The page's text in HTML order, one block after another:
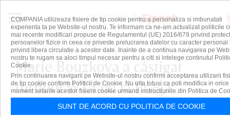
Marie Bouzkova a câştigat
turneul WTA de la Praga
COMPANIA utilizeaza fisiere de tip cookie pentru a personaliza si imbunatati
experienta ta pe Website-ul nostru. Te informam ca ne-am actualizat politicile
mai recente modificari propuse de Regulamentul (UE) 2016/679 privind
persoanelor fizice in ceea ce priveste prelucrarea datelor cu caracter personal
privind libera circulatie a acestor date. Inainte de a continua navigarea pe
nostru te rugam sa aloci timpul necesar pentru a citi si intelege continutul
Cookie.
Prin continuarea navigarii pe Website-ul nostru confirmi acceptarea utilizarii
de tip cookie conform Politicii de Cookie. Nu uita totusi ca poti modifica in orice
moment setarile acestor fisiere cookie urmand instructiunile din Politica de
SUNT DE ACORD CU POLITICA DE COOKIE